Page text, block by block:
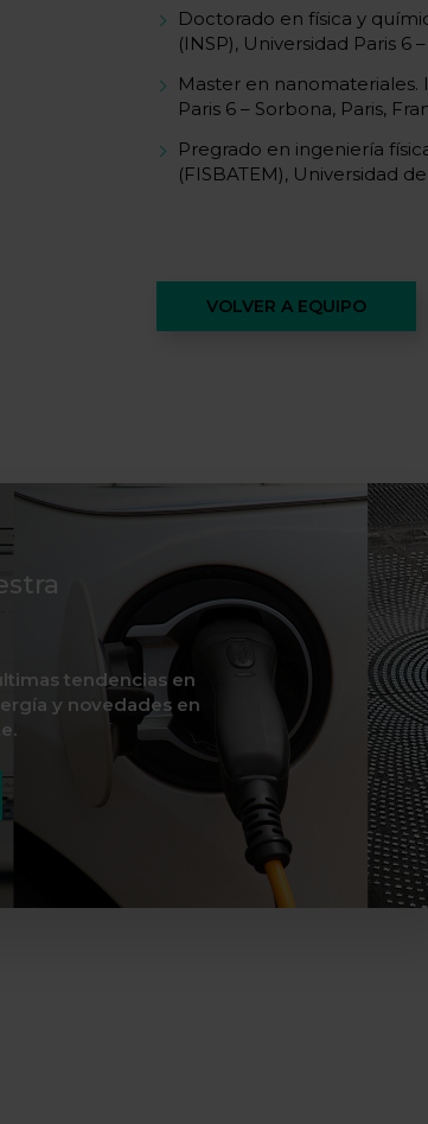
Doctorado en física y
(INSP), Universidad Paris 6
Master en nanomateriales.
Paris 6 – Sorbona, Paris,
Pregrado en ingeniería
(FISBATEM), Universidad
VOLVER A EQUIPO
tendencias en
y novedades en